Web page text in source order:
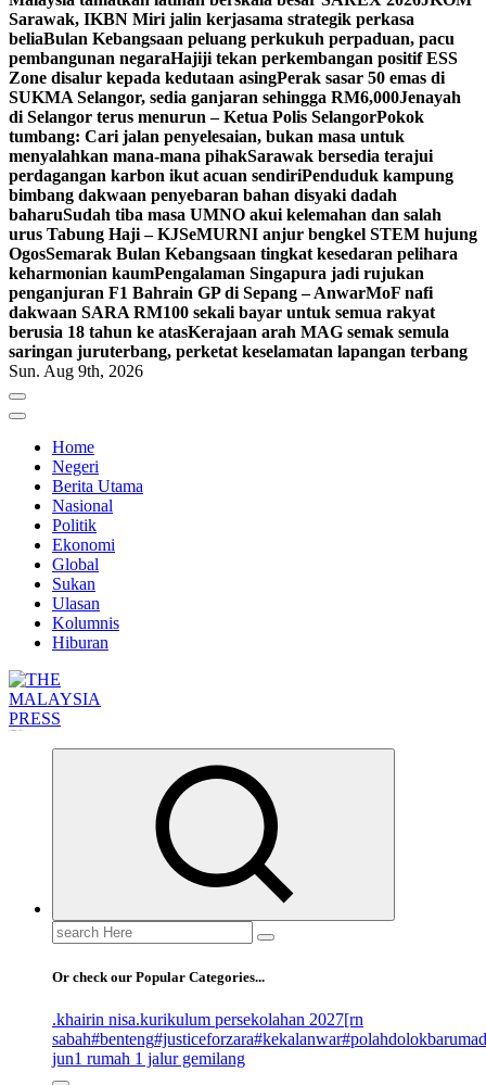
Sarawak, IKBN Miri jalin kerjasama strategik perkasa
beliaBulan Kebangsaan peluang perkukuh perpaduan, pacu
pembangunan negaraHajiji tekan perkembangan positif ESS
Zone disalur kepada kedutaan asingPerak sasar 50 emas di
SUKMA Selangor, sedia ganjaran sehingga RM6,000Jenayah
di Selangor terus menurun – Ketua Polis SelangorPokok
tumbang: Cari jalan penyelesaian, bukan masa untuk
menyalahkan mana-mana pihakSarawak bersedia terajui
perdagangan karbon ikut acuan sendiriPenduduk kampung
bimbang dakwaan penyebaran bahan disyaki dadah
baharuSudah tiba masa UMNO akui kelemahan dan salah
urus Tabung Haji – KJSeMURNI anjur bengkel STEM hujung
OgosSemarak Bulan Kebangsaan tingkat kesedaran pelihara
keharmonian kaumPengalaman Singapura jadi rujukan
penganjuran F1 Bahrain GP di Sepang – AnwarMoF nafi
dakwaan SARA RM100 sekali bayar untuk semua rakyat
berusia 18 tahun ke atasKerajaan arah MAG semak semula
saringan juruterbang, perketat keselamatan lapangan terbang
Sun. Aug 9th, 2026
Home
Negeri
Berita Utama
Nasional
Politik
Ekonomi
Global
Sukan
Ulasan
Kolumnis
Hiburan
Search
for:
Or check our Popular Categories...
.khairin nisa.kurikulum persekolahan 2027[rn
sabah#benteng#justiceforzara#kekalanwar
jun1 rumah 1 jalur gemilang